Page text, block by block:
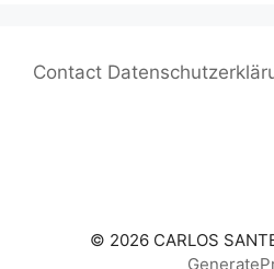
Contact
© 2026 CARLOS